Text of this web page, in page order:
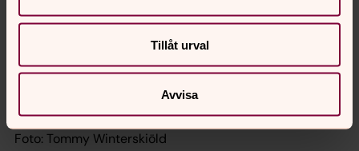
Tillåt urval
Avvisa
Foto: Tommy Winterskiöld